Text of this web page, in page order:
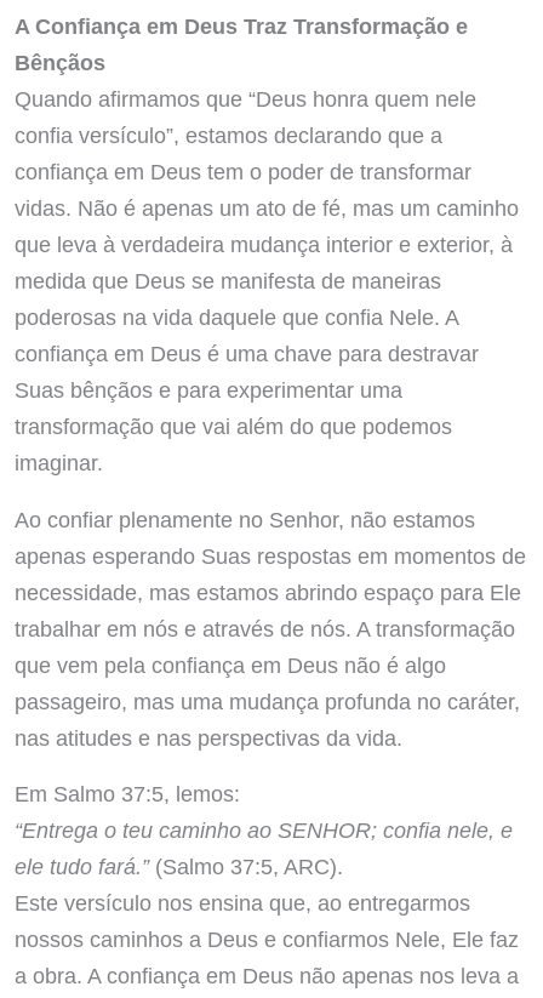
A Confiança em Deus Traz Transformação e
Bênçãos
Quando afirmamos que “Deus honra quem nele
confia versículo”, estamos declarando que a
confiança em Deus tem o poder de transformar
vidas. Não é apenas um ato de fé, mas um caminho
que leva à verdadeira mudança interior e exterior, à
medida que Deus se manifesta de maneiras
poderosas na vida daquele que confia Nele. A
confiança em Deus é uma chave para destravar
Suas bênçãos e para experimentar uma
transformação que vai além do que podemos
imaginar.
Ao confiar plenamente no Senhor, não estamos
apenas esperando Suas respostas em momentos de
necessidade, mas estamos abrindo espaço para Ele
trabalhar em nós e através de nós. A transformação
que vem pela confiança em Deus não é algo
passageiro, mas uma mudança profunda no caráter,
nas atitudes e nas perspectivas da vida.
Em Salmo 37:5, lemos:
“Entrega o teu caminho ao SENHOR; confia nele, e
ele tudo fará.”(Salmo 37:5, ARC).
Este versículo nos ensina que, ao entregarmos
nossos caminhos a Deus e confiarmos Nele, Ele faz
a obra. A confiança em Deus não apenas nos leva a